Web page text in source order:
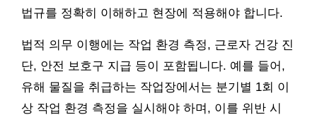
법규를 정확히 이해하고 현장에 적용해야 합니다.
법적 의무 이행에는 작업 환경 측정, 근로자 건강 진
단, 안전 보호구 지급 등이 포함됩니다. 예를 들어,
유해 물질을 취급하는 작업장에서는 분기별 1회 이
상 작업 환경 측정을 실시해야 하며, 이를 위반 시